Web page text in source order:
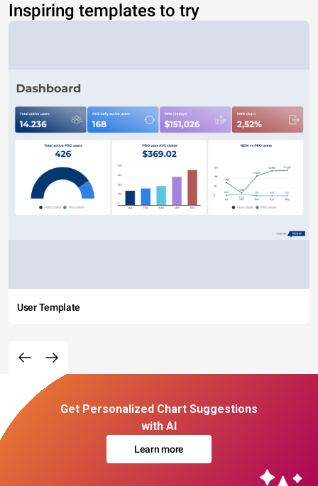
Inspiring templates to try
User Template
Get Personalized Chart Suggestions
with AI
Learn more